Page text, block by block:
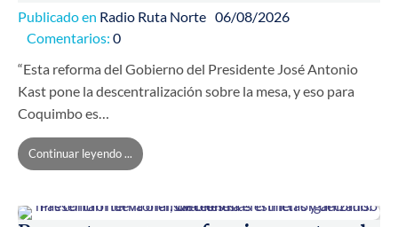
Publicado en Radio Ruta Norte 06/08/2026
Comentarios: 0
“Esta reforma del Gobierno del Presidente José Antonio
Kast pone la descentralización sobre la mesa, y eso para
Coquimbo es…
Continuar leyendo ...